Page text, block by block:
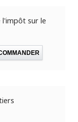
l'impôt sur le